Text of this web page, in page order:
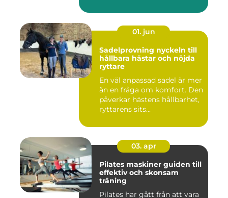
01. jun
Sadelprovning nyckeln till
hållbara hästar och nöjda
ryttare
En väl anpassad sadel är mer
än en fråga om komfort. Den
påverkar hästens hållbarhet,
ryttarens sits...
03. apr
Pilates maskiner guiden till
effektiv och skonsam
träning
Pilates har gått från att vara